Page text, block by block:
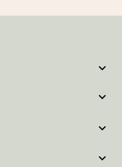



